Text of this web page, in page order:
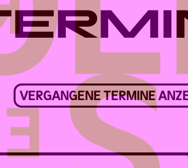
VERGANGENE TERMINE